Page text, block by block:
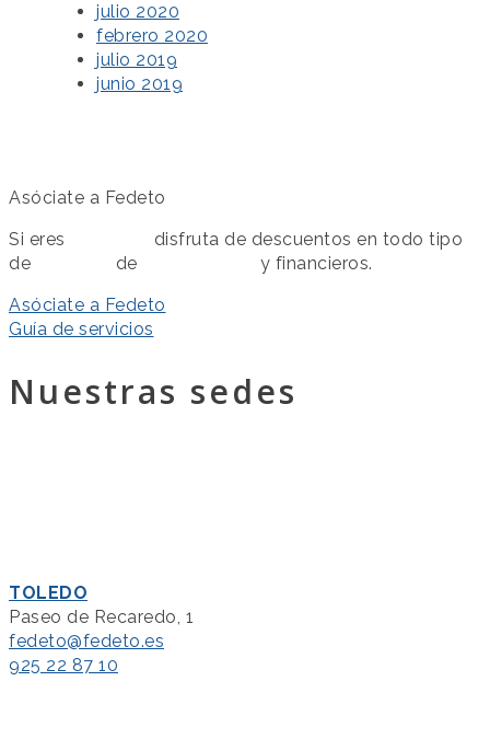
julio 2020
febrero 2020
julio 2019
junio 2019
Asóciate a Fedeto
Si eres
disfruta de descuentos en todo tipo
de
de
y financieros.
Asóciate a Fedeto
Guía de servicios
Nuestras sedes
TOLEDO
Paseo de Recaredo, 1
fedeto@fedeto.es
925 22 87 10